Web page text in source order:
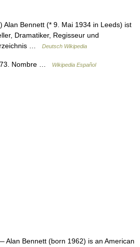
Bennett (* 9. Mai 1934 in Leeds) ist
Dramatiker, Regisseur und
…
Deutsch Wikipedia
Nombre … Wikipedia Español
Alan Bennett (born 1962) is an American